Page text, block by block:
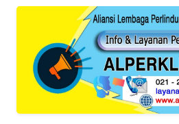
LPKKI
LKKI